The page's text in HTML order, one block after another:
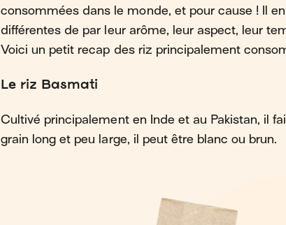
consommées dans le monde, et pour cause ! Il
différentes de par leur arôme, leur aspect, leur
Voici un petit recap des riz principalement
Le riz Basmati
Cultivé principalement en Inde et au Pakistan, il
grain long et peu large, il peut être blanc ou brun.